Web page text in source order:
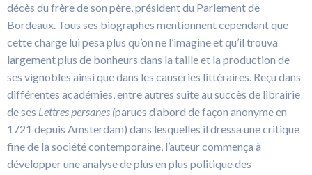
décès du frère de son père, président du Parlement de
Bordeaux. Tous ses biographes mentionnent cependant que
cette charge lui pesa plus qu’on ne l’imagine et qu’il trouva
largement plus de bonheurs dans la taille et la production de
ses vignobles ainsi que dans les causeries littéraires. Reçu dans
différentes académies, entre autres suite au succès de librairie
de ses Lettres persanes (parues d’abord de façon anonyme en
1721 depuis Amsterdam) dans lesquelles il dressa une critique
fine de la société contemporaine, l’auteur commença à
développer une analyse de plus en plus politique des